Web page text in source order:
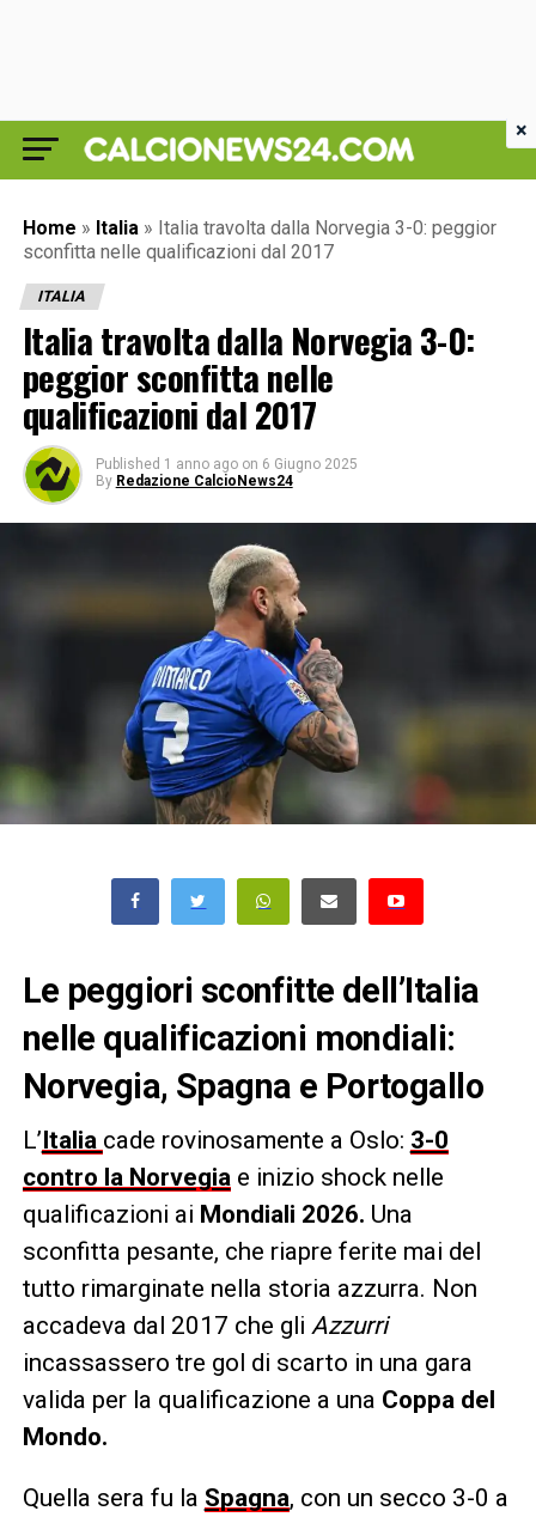
Home » Italia » Italia travolta dalla Norvegia 3-0: peggior
sconfitta nelle qualificazioni dal 2017
ITALIA
Italia travolta dalla Norvegia 3-0:
peggior sconfitta nelle
qualificazioni dal 2017
Published 1 anno ago on 6 Giugno 2025
By Redazione CalcioNews24
Le peggiori sconfitte dell’Italia
nelle qualificazioni mondiali:
Norvegia, Spagna e Portogallo
L’Italia cade rovinosamente a Oslo: 3-0
contro la Norvegia e inizio shock nelle
qualificazioni ai Mondiali 2026. Una
sconfitta pesante, che riapre ferite mai del
tutto rimarginate nella storia azzurra. Non
accadeva dal 2017 che gli Azzurri
incassassero tre gol di scarto in una gara
valida per la qualificazione a una Coppa del
Mondo.
Quella sera fu la Spagna, con un secco 3-0 a
×